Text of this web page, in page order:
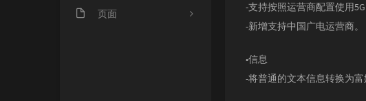
页面
-支持按照运营商配置使用
-新增支持中国广电运营商。
•信息
-将普通的文本信息转换为富